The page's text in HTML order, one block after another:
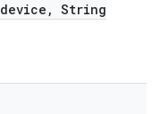
device , String